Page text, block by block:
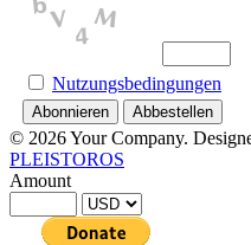
Nutzungsbedingungen
© 2026 Your Company.
PLEISTOROS
Amount